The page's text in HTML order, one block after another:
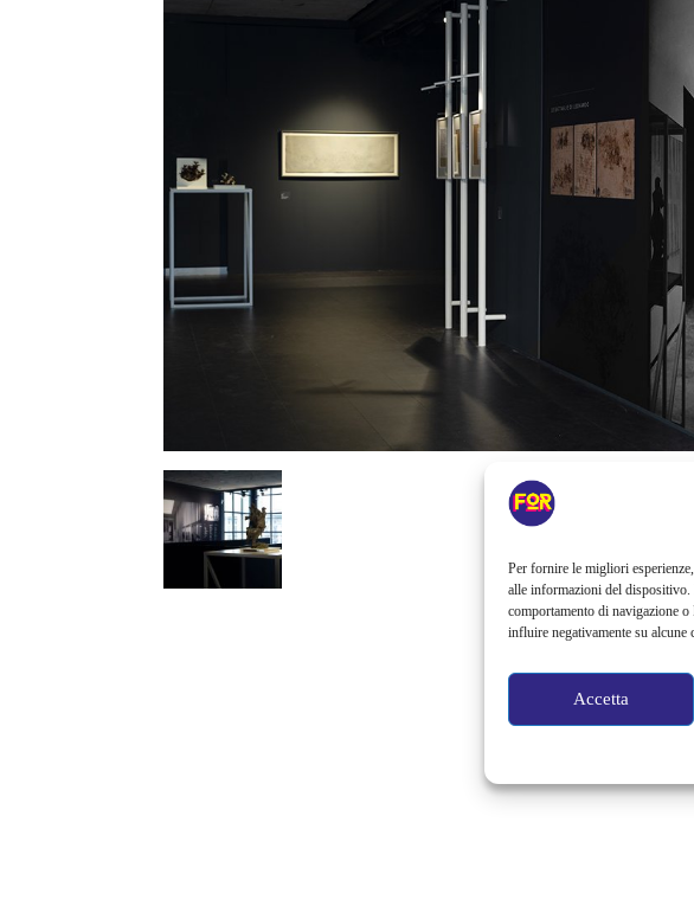
Per fornire le migliori
alle informazioni del dispositivo.
comportamento di navigazione
influire negativamente su alcune
Accetta